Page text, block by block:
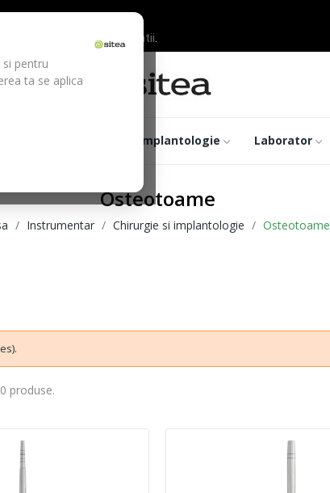
pentru
ta se aplica
inainte de efectuarea platii.
Implantologie Laborator
Osteotoame
Instrumentar Chirurgie si implantologie Osteotoame
produse.